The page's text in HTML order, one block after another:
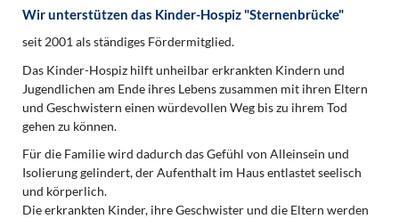
Wir unterstützen das Kinder-Hospiz "Sternenbrücke"
seit 2001 als ständiges Fördermitglied.
Das Kinder-Hospiz hilft unheilbar erkrankten Kindern und
Jugendlichen am Ende ihres Lebens zusammen mit ihren Eltern
und Geschwistern einen würdevollen Weg bis zu ihrem Tod
gehen zu können.
Für die Familie wird dadurch das Gefühl von Alleinsein und
Isolierung gelindert, der Aufenthalt im Haus entlastet seelisch
und körperlich.
Die erkrankten Kinder, ihre Geschwister und die Eltern werden